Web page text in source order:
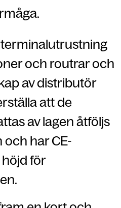
terminalutrustning
och routrar och
av distributör
att de
av lagen åtföljs
har CE-
för